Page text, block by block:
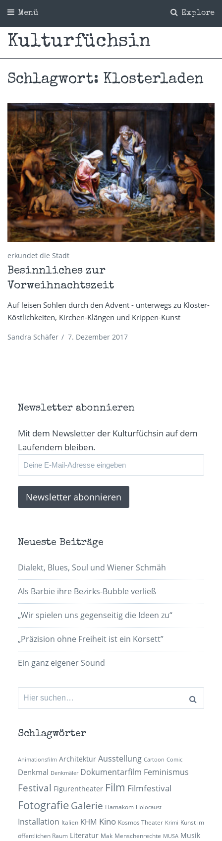
Explore
Menü
Kulturfüchsin
Schlagwort: Klosterladen
erkundet die Stadt
Besinnliches zur
Vorweihnachtszeit
Auf leisen Sohlen durch den Advent - unterwegs zu Kloster-
Köstlichkeiten, Kirchen-Klängen und Krippen-Kunst
Sandra Schäfer / 7. Dezember 2017
Newsletter abonnieren
Mit dem Newsletter der Kulturfüchsin auf dem
Laufendem bleiben.
Neueste Beiträge
Dialekt, Blues, Soul und Wiener Schmäh
Als Barbie ihre Bezirks-Bubble verließ
„Wir spielen uns gegenseitig die Ideen zu“
„Präzision ohne Freiheit ist ein Korsett”
Ein ganz eigener Sound
Suchen
nach:
Schlagwörter
Animationsfilm Architektur Ausstellung Cartoon Comic
Denkmal Denkmäler Dokumentarfilm Feminismus
Festival Figurentheater Film Filmfestival
Fotografie Galerie Hamakom Holocaust
Installation Italien KHM Kino Kosmos Theater Krimi Kunst im
öffentlichen Raum Literatur Mak Menschenrechte MUSA Musik